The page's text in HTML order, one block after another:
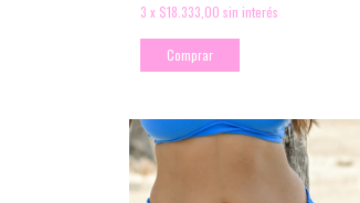
3 x $18.333,00 sin interés
Comprar